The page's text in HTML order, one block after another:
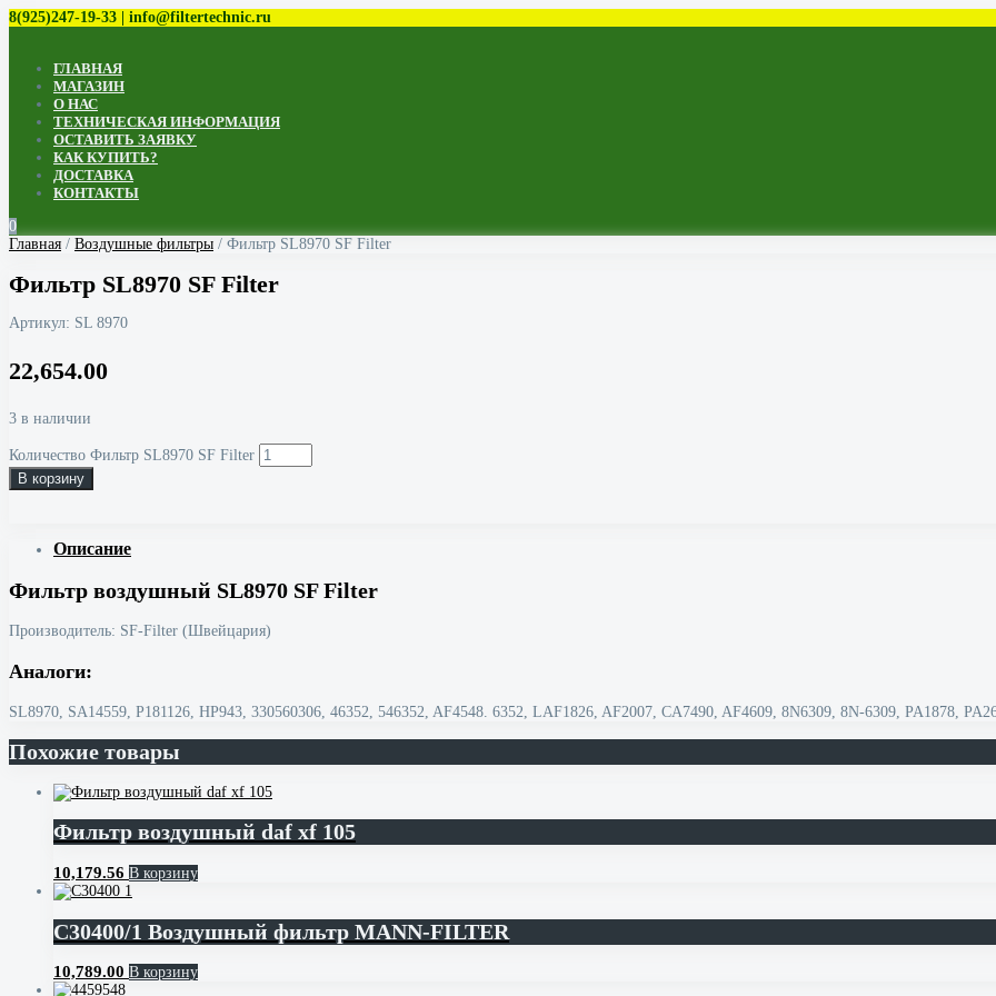
8(925)247-19-33 | info@filtertechnic.ru
ГЛАВНАЯ
МАГАЗИН
О НАС
ТЕХНИЧЕСКАЯ ИНФОРМАЦИЯ
ОСТАВИТЬ ЗАЯВКУ
КАК КУПИТЬ?
ДОСТАВКА
КОНТАКТЫ
0
Главная / Воздушные фильтры / Фильтр SL8970 SF Filter
Фильтр SL8970 SF Filter
Артикул: SL 8970
22,654.00
3 в наличии
Количество Фильтр SL8970 SF Filter
В корзину
Описание
Фильтр воздушный SL8970 SF Filter
Производитель: SF-Filter (Швейцария)
Аналоги:
SL8970, SA14559, P181126, HP943, 330560306, 46352, 546352, AF4548. 6352, LAF1826, AF2007, CA7490, AF4609, 8N6309, 8N-6309, PA1878,
Похожие товары
Фильтр воздушный daf xf 105
10,179.56 В корзину
C30400/1 Воздушный фильтр MANN-FILTER
10,789.00 В корзину